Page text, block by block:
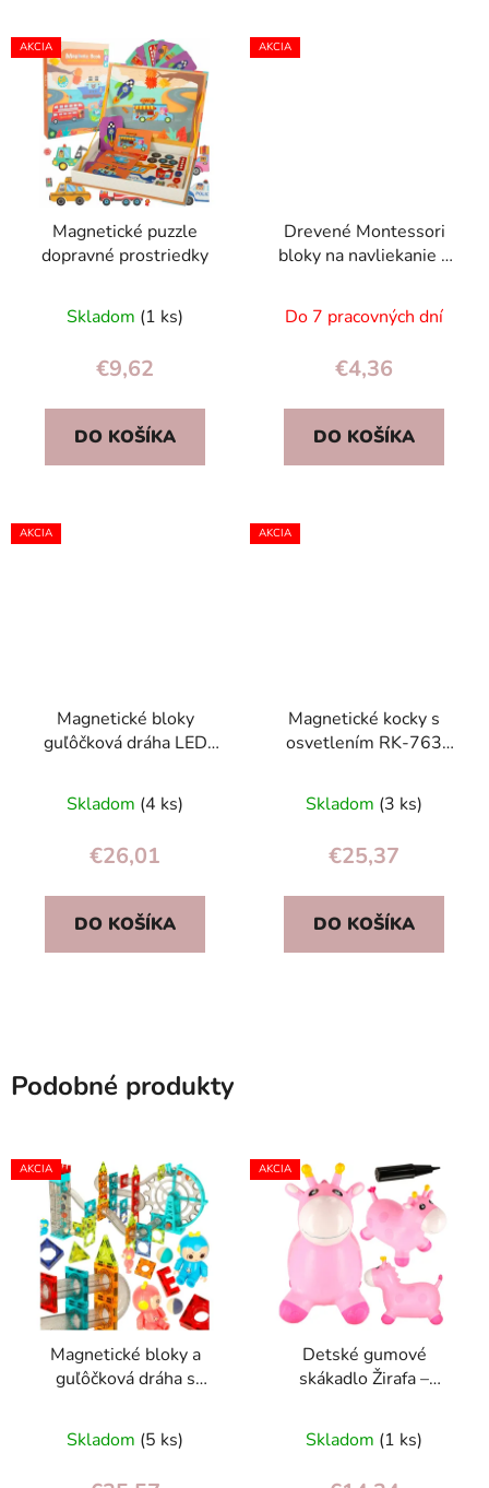
AKCIA
Magnetické puzzle
dopravné prostriedky
Skladom (1 ks)
€9,62
DO KOŠÍKA
AKCIA
Drevené Montessori
bloky na navliekanie –
značky, 23 ks hračka
Do 7 pracovných dní
€4,36
DO KOŠÍKA
AKCIA
Magnetické bloky
guľôčková dráha LED
culodrome 105 prvkov
Skladom (4 ks)
€26,01
DO KOŠÍKA
AKCIA
Magnetické kocky s
osvetlením RK-763
Skladom (3 ks)
€25,37
DO KOŠÍKA
Podobné produkty
AKCIA
Magnetické bloky a
guľôčková dráha s
118 dielov pre deti 3+
Skladom (5 ks)
AKCIA
Detské gumové
skákadlo Žirafa –
odtiene ružovej/
žltej/bielej
Skladom (1 ks)